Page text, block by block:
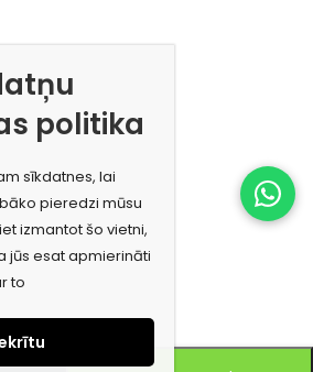
politika
sīkdatnes, lai
pieredzi mūsu
izmantot šo vietni,
jūs esat apmierināti
to